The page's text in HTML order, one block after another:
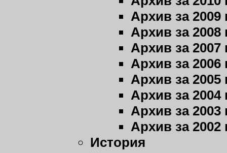
Архив за 2009
Архив за 2008
Архив за 2007
Архив за 2006
Архив за 2005
Архив за 2004
Архив за 2003
Архив за 2002
История